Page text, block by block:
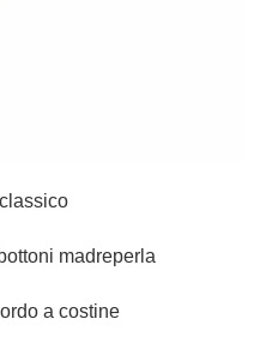
madreperla
a costine